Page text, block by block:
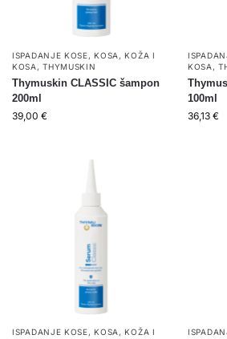
ISPADANJE KOSE,KOSA ,KOŽA I
KOSA ,THYMUSKIN
Thymuskin CLASSIC šampon
200ml
39,00 €
KOSA ,
100ml
36,13 €
ISPADANJE KOSE,KOSA ,KOŽA I